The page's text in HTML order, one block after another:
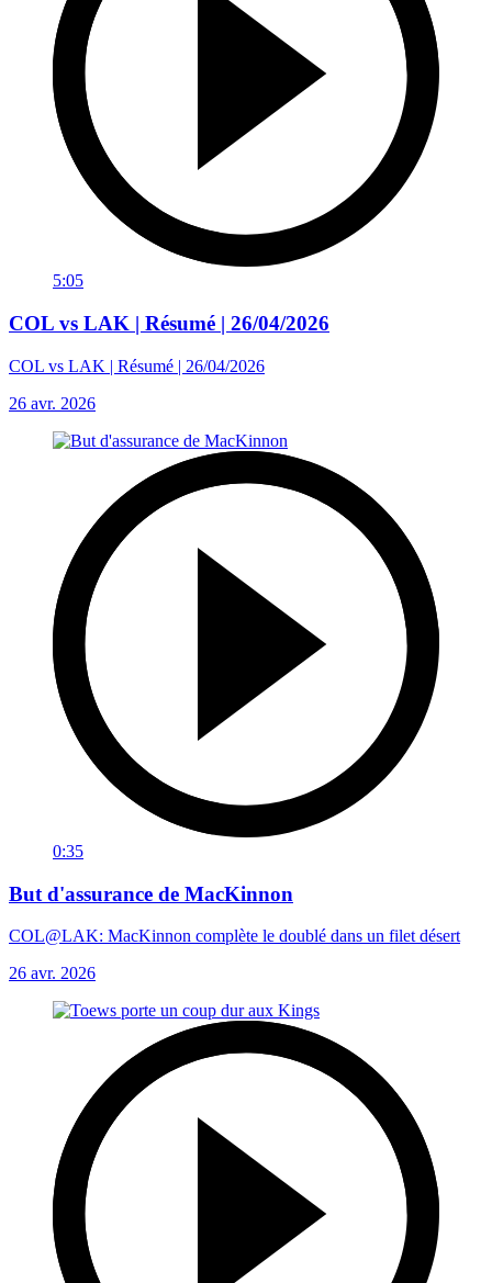
5:05
COL vs LAK | Résumé | 26/04/2026
COL vs LAK | Résumé | 26/04/2026
26 avr. 2026
0:35
But d'assurance de MacKinnon
COL@LAK: MacKinnon complète le doublé dans un filet désert
26 avr. 2026